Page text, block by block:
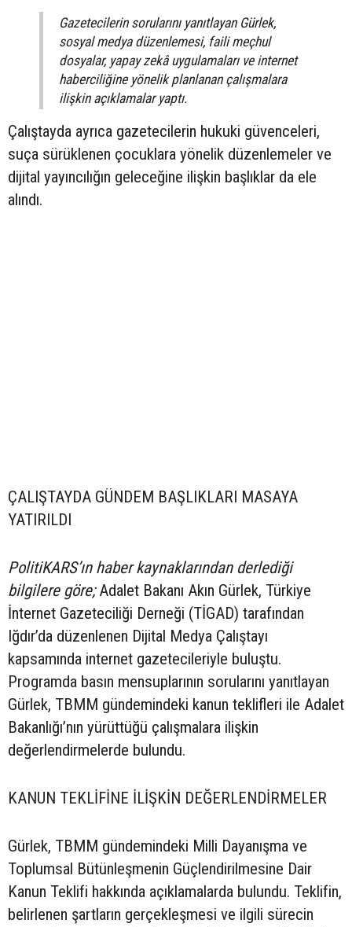
Gazetecilerin sorularını yanıtlayan Gürlek,
sosyal medya düzenlemesi, faili meçhul
dosyalar, yapay zekâ uygulamaları ve internet
haberciliğine yönelik planlanan çalışmalara
ilişkin açıklamalar yaptı.
Çalıştayda ayrıca gazetecilerin hukuki güvenceleri,
suça sürüklenen çocuklara yönelik düzenlemeler ve
dijital yayıncılığın geleceğine ilişkin başlıklar da ele
alındı.
ÇALIŞTAYDA GÜNDEM BAŞLIKLARI MASAYA
YATIRILDI
PolitiKARS’ın haber kaynaklarından derlediği
bilgilere göre;Adalet Bakanı Akın Gürlek, Türkiye
İnternet Gazeteciliği Derneği (TİGAD) tarafından
Iğdır’da düzenlenen Dijital Medya Çalıştayı
kapsamında internet gazetecileriyle buluştu.
Programda basın mensuplarının sorularını yanıtlayan
Gürlek, TBMM gündemindeki kanun teklifleri ile Adalet
Bakanlığı’nın yürüttüğü çalışmalara ilişkin
değerlendirmelerde bulundu.
KANUN TEKLİFİNE İLİŞKİN DEĞERLENDİRMELER
Gürlek, TBMM gündemindeki Milli Dayanışma ve
Toplumsal Bütünleşmenin Güçlendirilmesine Dair
Kanun Teklifi hakkında açıklamalarda bulundu. Teklifin,
belirlenen şartların gerçekleşmesi ve ilgili sürecin